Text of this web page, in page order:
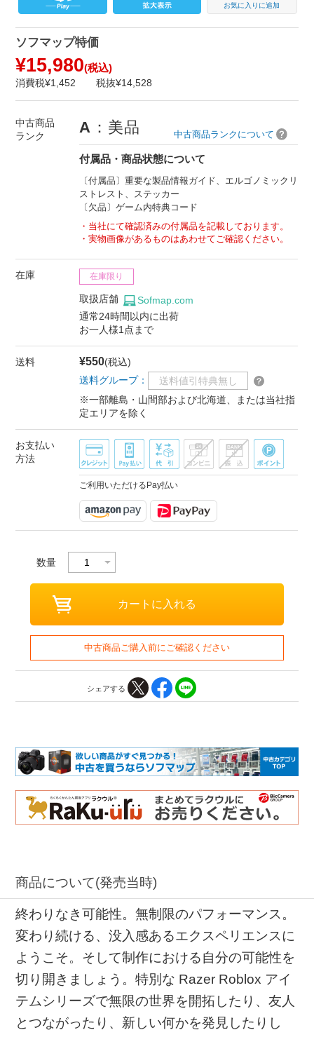
お気に入りに追加
ソフマップ特価
¥15,980(税込)
消費税¥1,452 税抜¥14,528
中古商品
ランク
A ：美品 中古商品ランクについて
付属品・商品状態について
〔付属品〕重要な製品情報ガイド、エルゴノミックリ
ストレスト、ステッカー
〔欠品〕ゲーム内特典コード
当社にて確認済みの付属品を記載しております。
実物画像があるものはあわせてご確認ください。
在庫 在庫限り
取扱店舗
Sofmap.com
通常24時間以内に出荷
お一人様1点まで
送料 ¥550(税込)
送料グループ：
送料値引特典無し
※一部離島・山間部および北海道、または当社指
定エリアを除く
お支払い
方法
ご利用いただけるPay払い
数量
中古商品ご購入前にご確認ください
シェアする
商品について(発売当時)
終わりなき可能性。無制限のパフォーマンス。
変わり続ける、没入感あるエクスペリエンスに
ようこそ。そして制作における自分の可能性を
切り開きましょう。特別な Razer Roblox アイ
テムシリーズで無限の世界を開拓したり、友人
とつながったり、新しい何かを発見したりし